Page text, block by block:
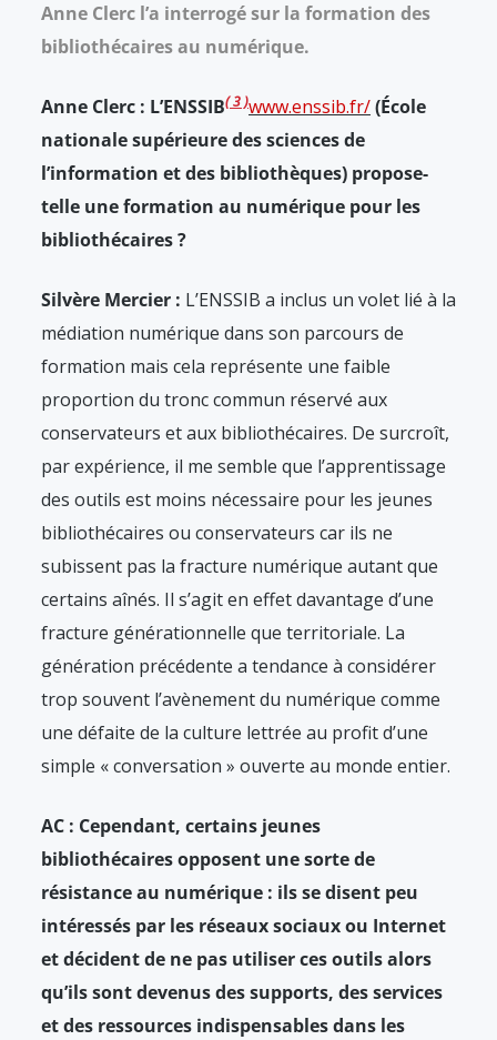
Anne Clerc l’a interrogé sur la formation des
bibliothécaires au numérique.
Anne Clerc : L’ENSSIB 3 www.enssib.fr/(École
nationale supérieure des sciences de
l’information et des bibliothèques) propose-
telle une formation au numérique pour les
bibliothécaires ?
Silvère Mercier : L’ENSSIB a inclus un volet lié à la
médiation numérique dans son parcours de
formation mais cela représente une faible
proportion du tronc commun réservé aux
conservateurs et aux bibliothécaires. De surcroît,
par expérience, il me semble que l’apprentissage
des outils est moins nécessaire pour les jeunes
bibliothécaires ou conservateurs car ils ne
subissent pas la fracture numérique autant que
certains aînés. Il s’agit en effet davantage d’une
fracture générationnelle que territoriale. La
génération précédente a tendance à considérer
trop souvent l’avènement du numérique comme
une défaite de la culture lettrée au profit d’une
simple « conversation » ouverte au monde entier.
AC : Cependant, certains jeunes
bibliothécaires opposent une sorte de
résistance au numérique : ils se disent peu
intéressés par les réseaux sociaux ou Internet
et décident de ne pas utiliser ces outils alors
qu’ils sont devenus des supports, des services
et des ressources indispensables dans les